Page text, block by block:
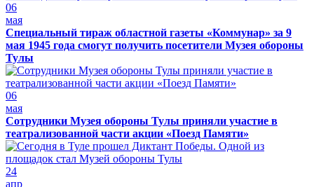
06
мая
Специальный тираж областной газеты «Коммунар» за 9
мая 1945 года смогут получить посетители Музея обороны
Тулы
06
мая
Сотрудники Музея обороны Тулы приняли участие в
театрализованной части акции «Поезд Памяти»
24
апр